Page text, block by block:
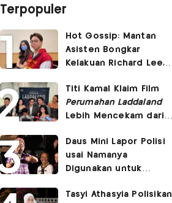
Terpopuler
Hot Gossip: Mantan
Asisten Bongkar
Kelakuan Richard Lee,
Vicky Prasetyo
Titi Kamal Klaim Film
Perumahan Laddaland
Lebih Mencekam dari
Daus Mini Lapor Polisi
usai Namanya
Digunakan untuk
SARA
Tasyi Athasyia Polisikan